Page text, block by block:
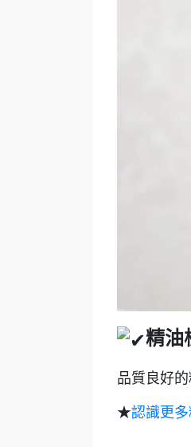
精油
品質良好
★認識更